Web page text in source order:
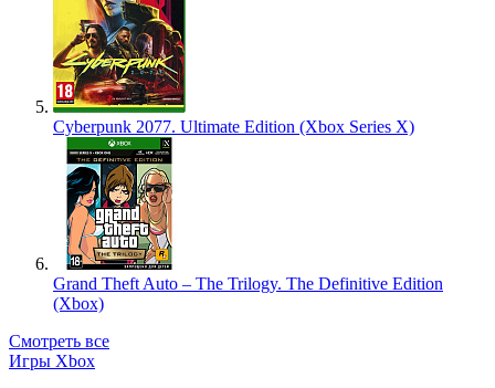
Cyberpunk 2077. Ultimate Edition (Xbox Series X)
Grand Theft Auto – The Trilogy. The Definitive Edition
(Xbox)
Смотреть все
Игры Xbox